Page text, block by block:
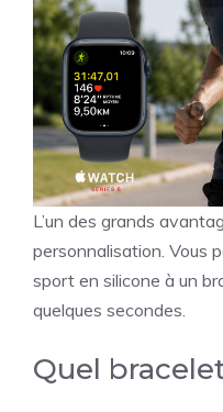
L’un des grands
personnalisation. Vous
sport en silicone à un
quelques secondes.
Quel